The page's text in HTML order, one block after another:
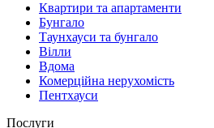
Квартири та апартаменти
Бунгало
Таунхауси та бунгало
Вілли
Вдома
Комерційна нерухомість
Пентхауси
Послуги